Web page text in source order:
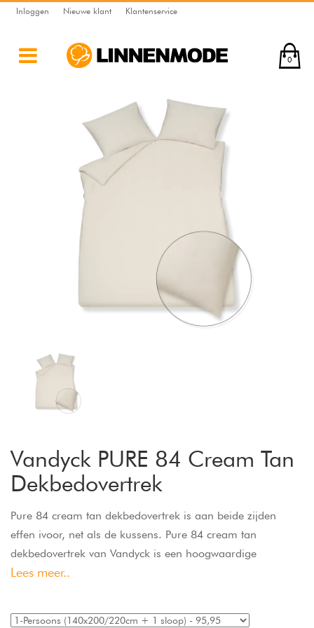
Inloggen Nieuwe klant Klantenservice
0
Vandyck PURE 84 Cream Tan
Dekbedovertrek
Pure 84 cream tan dekbedovertrek is aan beide zijden
effen ivoor, net als de kussens. Pure 84 cream tan
dekbedovertrek van Vandyck is een hoogwaardige
toevoeging is in je slaapkamer, niet alleen qua kleur, maar
de kleur thyme, pearl blue en rose dawn. Dit 100%
Lees meer..